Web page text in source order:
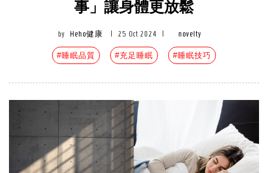
事」讓身體更放鬆
by Heho健康 25 Oct 2024 novelty
#睡眠品質 #充足睡眠 #睡眠技巧